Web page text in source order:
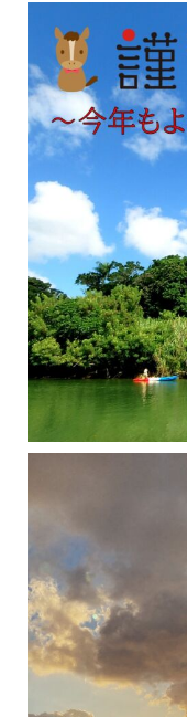
修学旅行シーズンも終わり、一気に冷え込んできました。 2025年今年もあっという間に終